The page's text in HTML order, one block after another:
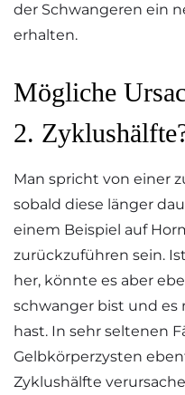
der Schwangeren ein
erhalten.
Mögliche
2.
Man spricht von einer
sobald diese länger
einem Beispiel auf
zurückzuführen sein.
her, könnte es aber
schwanger bist und
hast. In sehr seltenen
Gelbkörperzysten
Zyklushälfte